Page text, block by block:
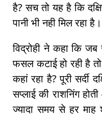
है? सच तो यह है कि
पानी भी नही मिल रहा है।
विद्रोही ने कहा कि जब
फसल कटाई हो रही है
कहां रहा है? पूरी सर्दी
सप्लाई की राशनिंग
ज्यादा समय से हर माह